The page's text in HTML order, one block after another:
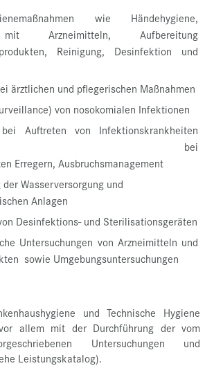
wie Händehygiene,
Arzneimitteln, Aufbereitung
Reinigung, Desinfektion und
ärztlichen und pflegerischen Maßnahmen
von nosokomialen Infektionen
bei Auftreten von Infektionskrankheiten
bei
Erregern, Ausbruchsmanagement
Wasserversorgung und
Anlagen
Desinfektions- und Sterilisationsgeräten
Untersuchungen von Arzneimitteln und
sowie Umgebungsuntersuchungen
und Technische Hygiene
allem mit der Durchführung der vom
Untersuchungen und
Leistungskatalog).